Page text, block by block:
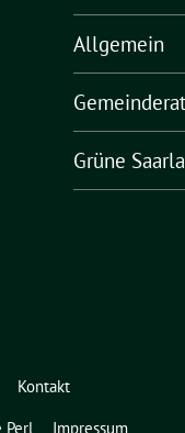
Allgemein
Gemeinderat
Grüne
Kontakt
Perl
Impressum